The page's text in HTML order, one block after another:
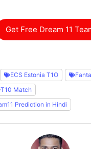
Get Free Dream 11
ECS Estonia T1O
T10 Match
Prediction in Hindi